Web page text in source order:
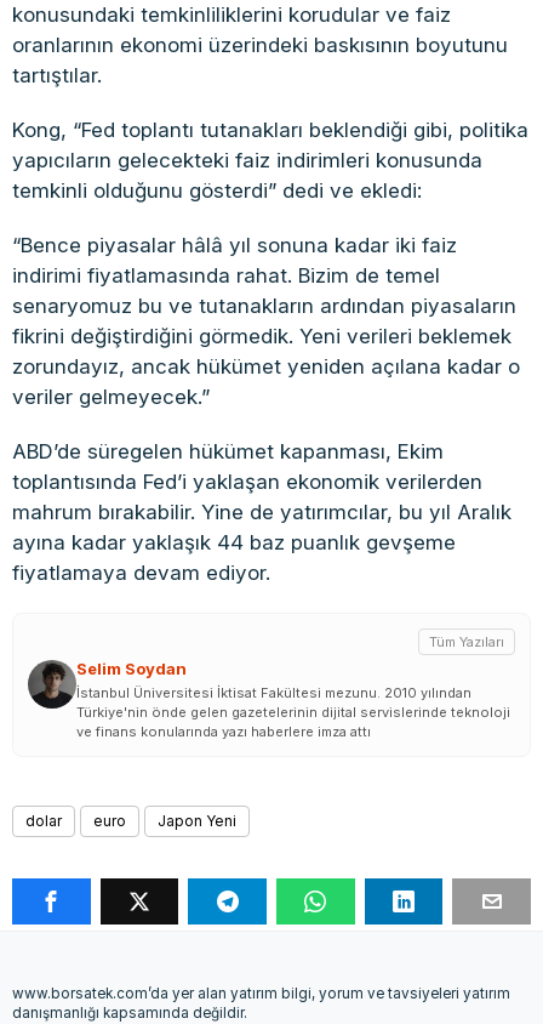
konusundaki temkinliliklerini korudular ve faiz
oranlarının ekonomi üzerindeki baskısının boyutunu
tartıştılar.
Kong, “Fed toplantı tutanakları beklendiği gibi, politika
yapıcıların gelecekteki faiz indirimleri konusunda
temkinli olduğunu gösterdi” dedi ve ekledi:
“Bence piyasalar hâlâ yıl sonuna kadar iki faiz
indirimi fiyatlamasında rahat. Bizim de temel
senaryomuz bu ve tutanakların ardından piyasaların
fikrini değiştirdiğini görmedik. Yeni verileri beklemek
zorundayız, ancak hükümet yeniden açılana kadar o
veriler gelmeyecek.”
ABD’de süregelen hükümet kapanması, Ekim
toplantısında Fed’i yaklaşan ekonomik verilerden
mahrum bırakabilir. Yine de yatırımcılar, bu yıl Aralık
ayına kadar yaklaşık 44 baz puanlık gevşeme
fiyatlamaya devam ediyor.
Selim Soydan
Tüm Yazıları
İstanbul Üniversitesi İktisat Fakültesi mezunu. 2010 yılından
Türkiye'nin önde gelen gazetelerinin dijital servislerinde teknoloji
ve finans konularında yazı haberlere imza attı
dolar euro Japon Yeni
www.borsatek.com’da yer alan yatırım bilgi, yorum ve tavsiyeleri yatırım
danışmanlığı kapsamında değildir.